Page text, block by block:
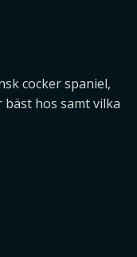
cocker spaniel,
bäst hos samt vilka